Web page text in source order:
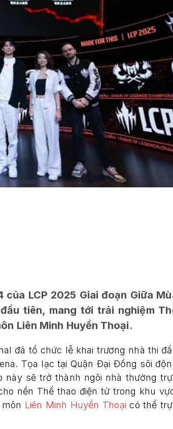
LCP 2025 Giai đoạn Giữa
tiên, mang tới trải nghiệm
Liên Minh Huyền Thoại.
đã tổ chức lễ khai trương nhà thi
Tọa lạc tại Quận Đại Đồng sôi
này sẽ trở thành ngôi nhà thường
nền Thể thao điện tử trong khu
Liên Minh Huyền Thoại có thể